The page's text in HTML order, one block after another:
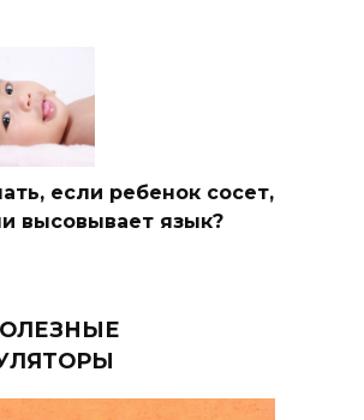
если ребенок сосет,
высовывает язык?